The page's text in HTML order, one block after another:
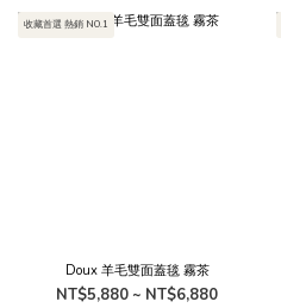
收藏首選 熱銷 NO.1
Doux 羊毛雙面蓋毯 霧茶
NT$5,880 ~ NT$6,880